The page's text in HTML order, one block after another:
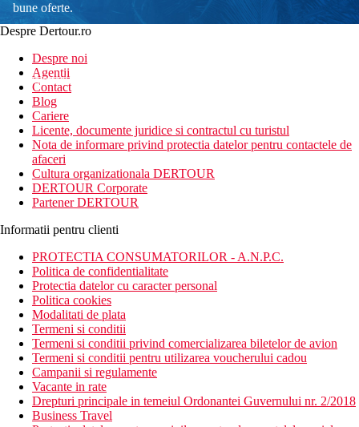
bune oferte.
newsletter!
Despre Dertour.ro
Despre noi
Agentii
Contact
Blog
Cariere
Licente, documente juridice si contractul cu turistul
Nota de informare privind protectia datelor pentru contactele de
afaceri
Cultura organizationala DERTOUR
DERTOUR Corporate
Partener DERTOUR
Informatii pentru clienti
PROTECTIA CONSUMATORILOR - A.N.P.C.
Politica de confidentialitate
Protectia datelor cu caracter personal
Politica cookies
Modalitati de plata
Termeni si conditii
Termeni si conditii privind comercializarea biletelor de avion
Termeni si conditii pentru utilizarea voucherului cadou
Campanii si regulamente
Vacante in rate
Drepturi principale in temeiul Ordonantei Guvernului nr. 2/2018
Business Travel